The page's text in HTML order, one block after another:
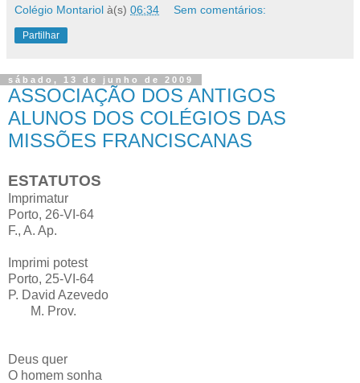
Colégio Montariol à(s) 06:34 Sem comentários:
Partilhar
sábado, 13 de junho de 2009
ASSOCIAÇÃO DOS ANTIGOS
ALUNOS DOS COLÉGIOS DAS
MISSÕES FRANCISCANAS
ESTATUTOS
Imprimatur
Porto, 26-VI-64
F., A. Ap.
Imprimi potest
Porto, 25-VI-64
P. David Azevedo
M. Prov.
Deus quer
O homem sonha